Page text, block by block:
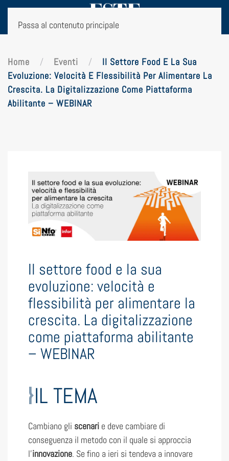
Passa al contenuto principale
Home Eventi
Il Settore Food E La Sua
Evoluzione: Velocità E Flessibilità Per Alimentare La
Crescita. La Digitalizzazione Come Piattaforma
Abilitante – WEBINAR
Il settore food e la sua
evoluzione: velocità e
flessibilità per alimentare la
crescita. La digitalizzazione
come piattaforma abilitante
– WEBINAR
IL TEMA
Cambiano gli scenari e deve cambiare di
conseguenza il metodo con il quale si approccia
l’innovazione. Se fino a ieri si tendeva a innovare